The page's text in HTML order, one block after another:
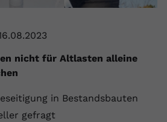
nicht für Altlasten alleine
in Bestandsbauten
gefragt